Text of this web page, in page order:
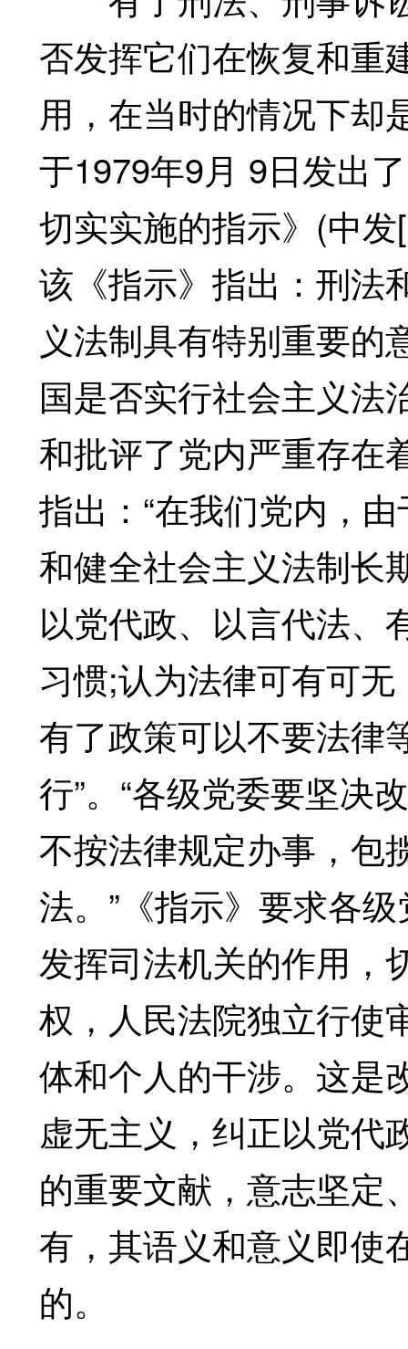
否发挥它们在恢复和重
用，在当时的情况下却
于1979年9月 9日发出
切实实施的指示》(中
该《指示》指出：刑法
义法制具有特别重要的
国是否实行社会主义法
和批评了党内严重存在
指出：“在我们党内，
和健全社会主义法制长
以党代政、以言代法、
习惯;认为法律可有可
有了政策可以不要法律
行”。“各级党委要坚决
不按法律规定办事，包
法。”《指示》要求各
发挥司法机关的作用，
权，人民法院独立行使
体和个人的干涉。这是
虚无主义，纠正以党代
的重要文献，意志坚定
有，其语义和意义即使
的。